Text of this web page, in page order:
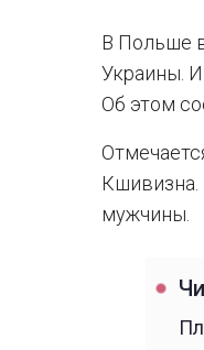
В Польше
Украины.
Об этом
Кшивизна.
мужчины.